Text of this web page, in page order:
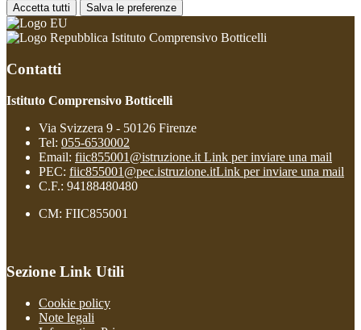
Accetta tutti Salva le preferenze
Istituto Comprensivo Botticelli
Contatti
Istituto Comprensivo Botticelli
Via Svizzera 9 - 50126 Firenze
Tel: 055-6530002
Email: fiic855001@istruzione.it Link per inviare una mail
PEC: fiic855001@pec.istruzione.itLink per inviare una mail
C.F.: 94188480480
CM: FIIC855001
Sezione Link Utili
Cookie policy
Note legali